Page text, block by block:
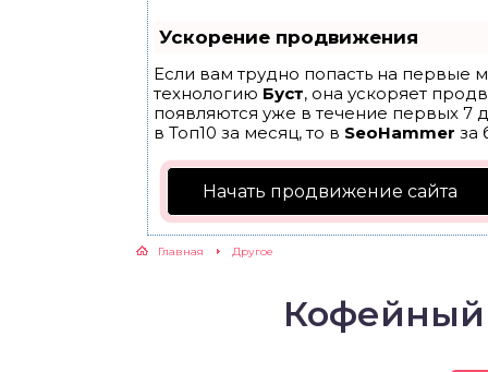
Ускорение продвижения
Если вам трудно попасть на первые
технологию Буст, она ускоряет
появляются уже в течение первых 7
в Топ10 за месяц, то в SeoHammer за
Начать продвижение сайта
Главная Другое
Кофейный